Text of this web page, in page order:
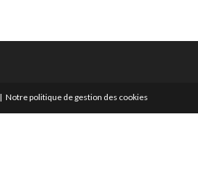
Notre politique de gestion des cookies